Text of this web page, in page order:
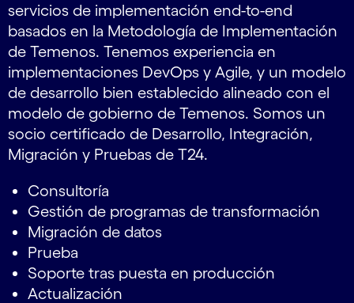
servicios de implementación end-to-end
basados en la Metodología de Implementación
de Temenos. Tenemos experiencia en
implementaciones DevOps y Agile, y un modelo
de desarrollo bien establecido alineado con el
modelo de gobierno de Temenos. Somos un
socio certificado de Desarrollo, Integración,
Migración y Pruebas de T24.
Consultoría
Gestión de programas de transformación
Migración de datos
Prueba
Soporte tras puesta en producción
Actualización